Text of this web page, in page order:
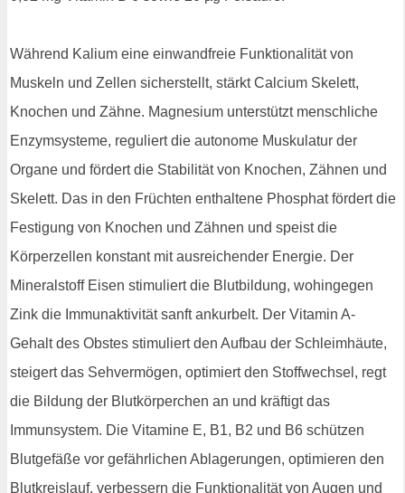
Während Kalium eine einwandfreie Funktionalität von
Muskeln und Zellen sicherstellt, stärkt Calcium Skelett,
Knochen und Zähne. Magnesium unterstützt menschliche
Enzymsysteme, reguliert die autonome Muskulatur der
Organe und fördert die Stabilität von Knochen, Zähnen und
Skelett. Das in den Früchten enthaltene Phosphat fördert die
Festigung von Knochen und Zähnen und speist die
Körperzellen konstant mit ausreichender Energie. Der
Mineralstoff Eisen stimuliert die Blutbildung, wohingegen
Zink die Immunaktivität sanft ankurbelt. Der Vitamin A-
Gehalt des Obstes stimuliert den Aufbau der Schleimhäute,
steigert das Sehvermögen, optimiert den Stoffwechsel, regt
die Bildung der Blutkörperchen an und kräftigt das
Immunsystem. Die Vitamine E, B1, B2 und B6 schützen
Blutgefäße vor gefährlichen Ablagerungen, optimieren den
Blutkreislauf, verbessern die Funktionalität von Augen und